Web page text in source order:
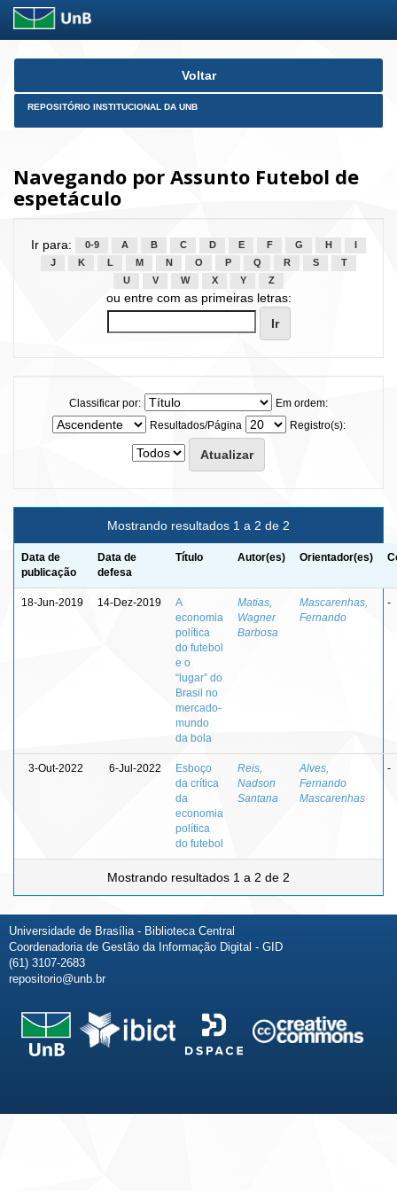
Skip
Voltar
REPOSITÓRIO INSTITUCIONAL DA UNB
Navegando por Assunto Futebol de
espetáculo
Ir para: 0-9 A B C D E F G H
J
K L M N O P Q R S
T
U
V W X Y Z
ou entre com as primeiras letras:
Classificar por:
Em ordem:
Resultados/Página
Registro(s):
Mostrando resultados 1 a 2 de 2
Data de
publicação
Data de
defesa
Título Autor(es) Orientador(es)
18-Jun-2019 14-Dez-2019
A
economia
política
do futebol
e o
“lugar” do
Brasil no
mercado-
mundo
da bola
Matias,
Wagner
Barbosa
Mascarenhas,
Fernando
-
3-Out-2022 6-Jul-2022
Esboço
da crítica
da
economia
política
do futebol
Reis,
Nadson
Santana
Alves,
Fernando
Mascarenhas
-
Mostrando resultados 1 a 2 de 2
Universidade de Brasília - Biblioteca Central
Coordenadoria de Gestão da Informação Digital - GID
(61) 3107-2683
repositorio@unb.br